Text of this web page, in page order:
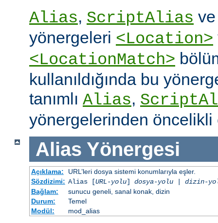
Alias, ScriptAlias
yönergeleri <Location>
<LocationMatch>
kullanıldığında bu
tanımlı Alias,
yönergelerinden öncelikli
Alias Yönergesi
Açıklama:
URL’leri dosya sistemi konumlarıyla eşler.
Sözdizimi: Alias [URL-yolu] dosya-yolu| dizin-
Bağlam:
sunucu geneli, sanal konak, dizin
Durum:
Temel
Modül:
mod_alias